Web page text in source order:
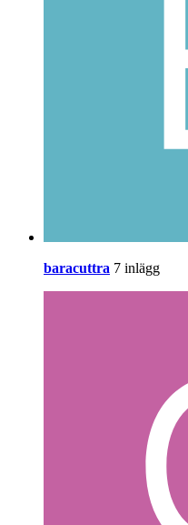
baracuttra 7 inlägg